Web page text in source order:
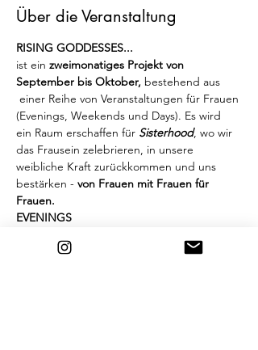
Über die Veranstaltung
RISING GODDESSES...
ist ein zweimonatiges Projekt von
September bis Oktober, bestehend aus
einer Reihe von Veranstaltungen für Frauen
(Evenings, Weekends und Days). Es wird
ein Raum erschaffen für Sisterhood, wo wir
das Frausein zelebrieren, in unsere
weibliche Kraft zurückkommen und uns
bestärken - von Frauen mit Frauen für
Frauen.
EVENINGS